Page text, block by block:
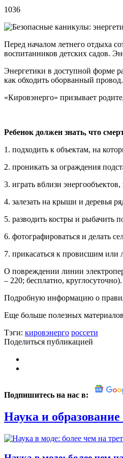
1036
Перед началом летнего отдыха
воспитанников детских садов.
Энергетики в доступной форме
как обходить оборванный
«Кировэнерго» призывает
Ребенок должен знать, что
1. подходить к объектам, на
2. проникать за ограждения
3. играть вблизи
4. залезать на крыши и деревья
5. разводить костры и рыбачить
6. фотографироваться и делать
7. прикасаться к провисшим или
О повреждении линии
– 220; бесплатно, круглосуточно).
Подробную информацию о
Еще больше полезных
Тэги: кировэнерго россети
Поделиться публикацией
Подпишитесь на нас в:
Наука и образование